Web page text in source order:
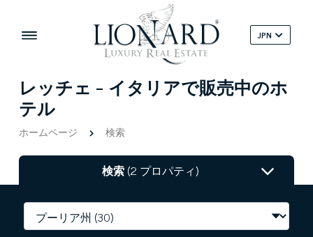
JPN
レッチェ - イタリアで販売中のホ
テル
ホームページ 検索
検索(2 プロパティ)